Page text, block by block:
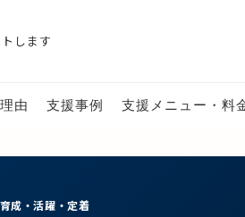
します
由 支援事例 支援メニュー・料
育成・活躍・定着